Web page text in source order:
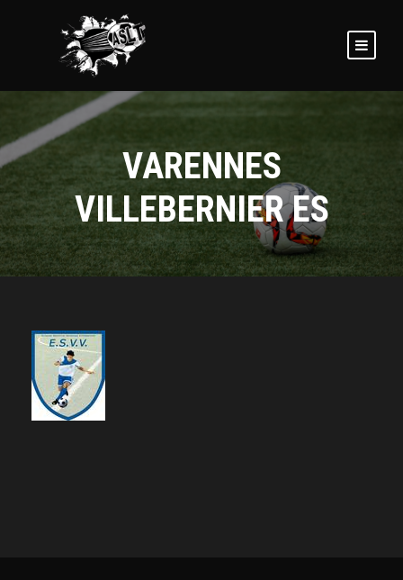
VARENNES
VILLEBERNIER ES